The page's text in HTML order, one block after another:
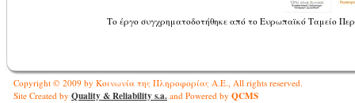
Το έργο συγχρηματοδοτήθηκε από το Ευρωπαϊκό Ταμείο
Copyright © 2009 by Κοινωνία της Πληροφορίας Α.Ε., All rights reserved.
Site Created by Quality & Reliability s.a. and Powered by QCMS